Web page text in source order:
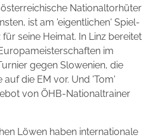
Nationaltorhüter
ist am 'eigentlichen' Spiel-
seine Heimat. In Linz bereitet
im
gegen Slowenien, die
die EM vor. Und 'Tom'
von ÖHB-Nationaltrainer
Löwen haben internationale